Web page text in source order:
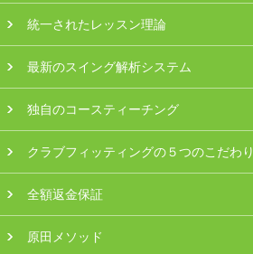
統一されたレッスン理論
最新のスイング解析システム
独自のコースティーチング
クラブフィッティングの５つのこだわり
全額返金保証
原田メソッド